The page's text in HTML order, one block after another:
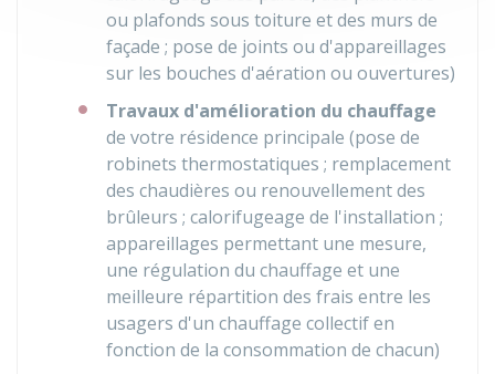
ou plafonds sous toiture et des murs de
façade ; pose de joints ou d'appareillages
sur les bouches d'aération ou ouvertures)
Travaux d'amélioration du chauffage
de votre résidence principale (pose de
robinets thermostatiques ; remplacement
des chaudières ou renouvellement des
brûleurs ; calorifugeage de l'installation ;
appareillages permettant une mesure,
une régulation du chauffage et une
meilleure répartition des frais entre les
usagers d'un chauffage collectif en
fonction de la consommation de chacun)